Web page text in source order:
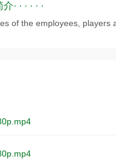
· · · · · ·
of the employees, players